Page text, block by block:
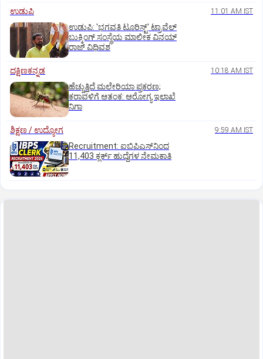
ಉಡುಪಿ 11:01 AM IST
ಉಡುಪಿ: 'ಭಗವತಿ ಟೂರಿಸ್ಟ್' ಟ್ರಾವೆಲ್
ಬುಕ್ಕಿಂಗ್ ಸಂಸ್ಥೆಯ ಮಾಲೀಕ ವಿನಯ್
ರಾಜ್ ವಿಧಿವಶ
ದಕ್ಷಿಣಕನ್ನಡ 10:18 AM IST
ಹೆಚ್ಚುತ್ತಿದೆ ಮಲೇರಿಯಾ ಪ್ರಕರಣ;
ಕರಾವಳಿಗೆ ಆತಂಕ: ಆರೋಗ್ಯ ಇಲಾಖೆ
ನಿಗಾ
ಶಿಕ್ಷಣ / ಉದ್ಯೋಗ 9:59 AM IST
Recruitment: ಐಬಿಪಿಎಸ್‌ನಿಂದ
11,403 ಕ್ಲರ್ಕ್‌ ಹುದ್ದೆಗಳ ನೇಮಕಾತಿ